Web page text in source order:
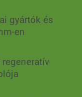
gyártók és
en